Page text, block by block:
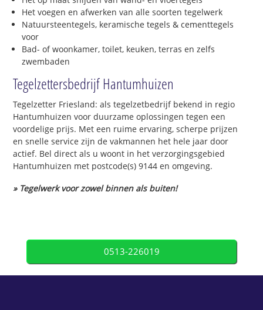
Het voegen en afwerken van alle soorten tegelwerk
Natuursteentegels, keramische tegels & cementtegels
voor
Bad- of woonkamer, toilet, keuken, terras en zelfs
zwembaden
Tegelzettersbedrijf Hantumhuizen
Tegelzetter Friesland: als tegelzetbedrijf bekend in regio
Hantumhuizen voor duurzame oplossingen tegen een
voordelige prijs. Met een ruime ervaring, scherpe prijzen
en snelle service zijn de vakmannen het hele jaar door
actief. Bel direct als u woont in het verzorgingsgebied
Hantumhuizen met postcode(s) 9144 en omgeving.
» Tegelwerk voor zowel binnen als buiten!
0513-226019